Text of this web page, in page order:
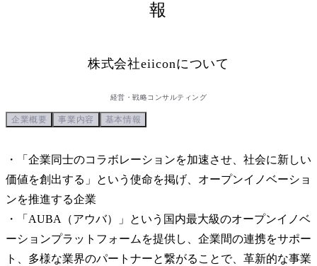
報
株式会社eiiconについて
経営・戦略コンサルティング
企業概要 事業内容 基本情報
・「企業同士のコラボレーションを加速させ、社会に新しい
価値を創出する」という使命を掲げ、オープンイノベーショ
ンを推進する企業
・「AUBA（アウバ）」という国内最大級のオープンイノベ
ーションプラットフォームを提供し、企業間の連携をサポー
ト、多様な業界のパートナーと繋がることで、革新的な事業